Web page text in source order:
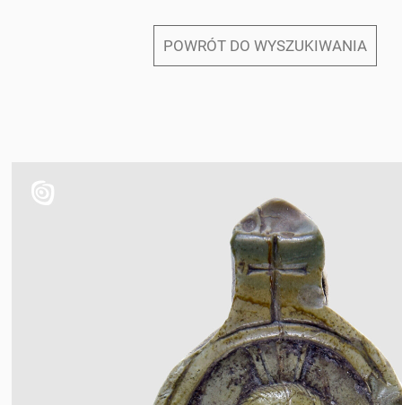
POWRÓT DO WYSZUKIWANIA